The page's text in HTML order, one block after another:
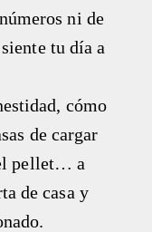
ni de
tu día a
cómo
de cargar
pellet… a
de casa y